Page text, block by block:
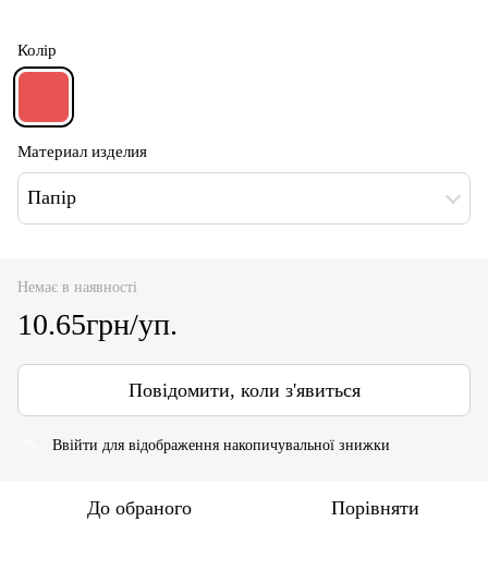
Колір
Материал изделия
Папір
Немає в наявності
10.65грн/уп.
Повідомити, коли з'явиться
Ввійти для відображення накопичувальної знижки
До обраного Порівняти